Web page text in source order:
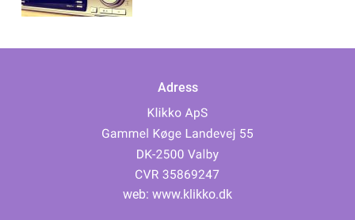
Adress
web: www.klikko.dk